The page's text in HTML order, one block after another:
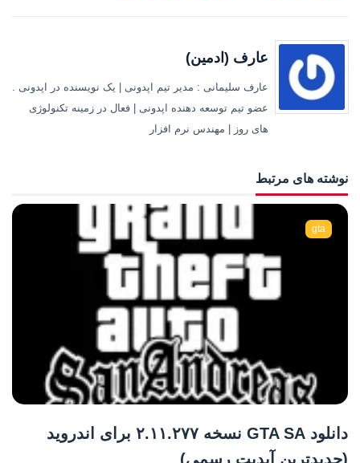
عارف (ادمین)
عارف سلیمانی : مدیر تیم اپدونی | یک نویسنده در اپدونی .
عضو تیم توسعه دهنده اپدونی | فعال در زمینه تکنولوژی
های روز | مهندس نرم افزار
نوشته های مرتبط
gta
دانلود GTA SA نسخه ۲.۱۱.۲۷۷ برای اندروید
(جدیدترین آپدیت رسمی)